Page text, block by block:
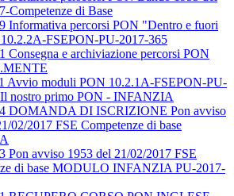
Competenze di Base
Informativa percorsi PON "Dentro e fuori
FSEPON-PU-2017-365
Consegna e archiviazione percorsi PON
Avvio moduli PON 10.2.1A-FSEPON-PU-
nostro primo PON - INFANZIA
DOMANDA DI ISCRIZIONE Pon avviso
02/2017 FSE Competenze di base
Pon avviso 1953 del 21/02/2017 FSE
di base MODULO INFANZIA PU-2017-